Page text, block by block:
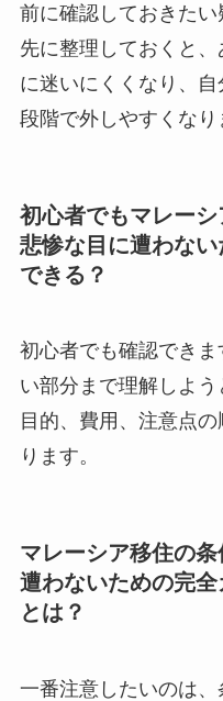
前に確認しておきた
先に整理しておくと
に迷いにくくなり、
段階で外しやすくなり
初心者でもマレー
悲惨な目に遭わな
できる？
初心者でも確認でき
い部分まで理解しよう
目的、費用、注意点
ります。
マレーシア移住の
遭わないための完
とは？
一番注意したいのは